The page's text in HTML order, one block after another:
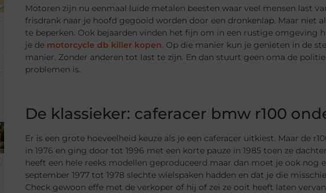
Motoren zijn nu eenmaal luide metalen beesten waar veel mensen last
frisdrank naar je hoofd gegooid worden door een dronkenlap. Maar niet
te beperken. Ook bejaarden vinden het fijn om in een rustige omgeving
je de motorcycle db killer kopen. Op die manier kun je genieten in de
manier. Zonder anderen tot last te zijn. En dan stuurt geen oma de
problemen is.
De klassieker: caferacer bmw r100
Er is een grote hoeveelheid keuze als je een caferacer uitkiest. Maar de
in 1976 en ging door tot 1996 met een korte pauze in 1985 toen ze
heeft een hele reeks modellen geproduceerd maar dan moet je ook nog
september 1977 tot 1978 slechte wielspaken hadden en dat je die
Check gewoon effe met de verkoper of hij of zei ze ooit heeft laten